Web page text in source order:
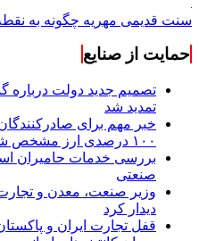
سنت قدیمی مهریه چگونه به
حمایت از صنایع
تصمیم جدید دولت
تمدید شد
خبر مهم برای
۱۰۰ درصدی ارز مشخص شد
بررسی خدمات حامیران
صنعتی
وزیر صنعت، معدن و تجارت
دیدار کرد
قفل تجارت ایران و